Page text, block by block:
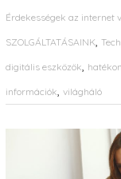
Érdekességek az internet
SZOLGÁLTATÁSAINK, Tech
digitális eszközök,
információk, világháló